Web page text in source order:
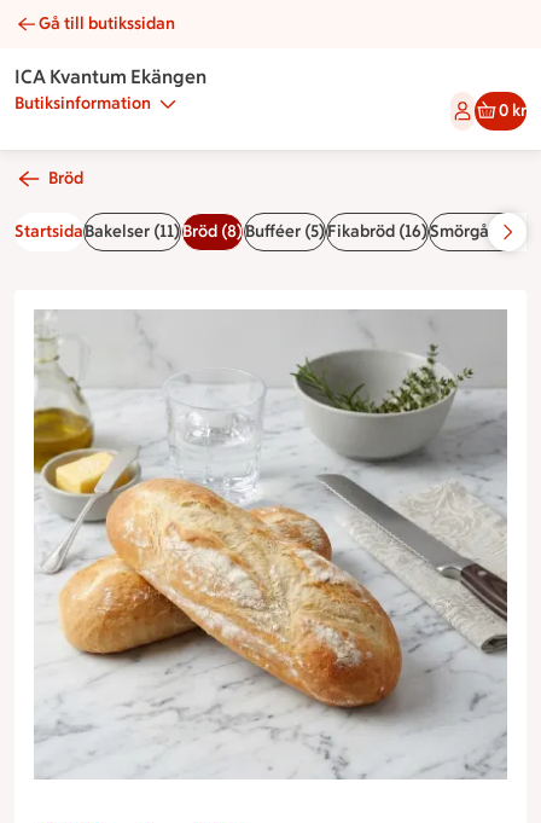
Grekiskt lantbröd | Catering ICA Kvantum Ekängen
Gå till butikssidan
ICA Kvantum Ekängen
Butiksinformation 0 kr
Bröd
StartsidaBakelser (11)Bröd (8)Bufféer (5)Fikabröd (16)